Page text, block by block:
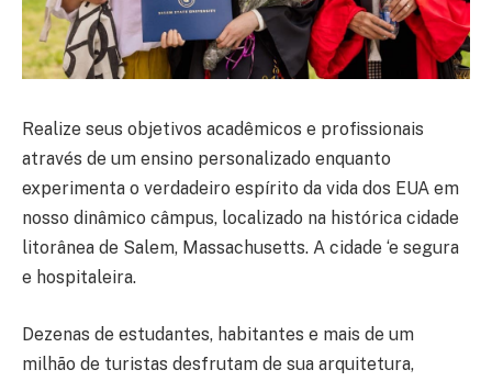
Realize seus objetivos acadêmicos e profissionais
através de um ensino personalizado enquanto
experimenta o verdadeiro espírito da vida dos EUA em
nosso dinâmico câmpus, localizado na histórica cidade
litorânea de Salem, Massachusetts. A cidade ‘e segura
e hospitaleira.
Dezenas de estudantes, habitantes e mais de um
milhão de turistas desfrutam de sua arquitetura,